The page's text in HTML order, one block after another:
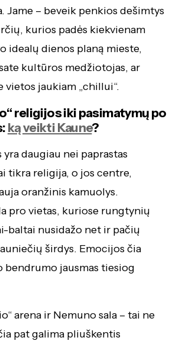
Jame – beveik penkios dešimtys
kurios padės kiekvienam
idealų dienos planą mieste,
kultūros medžiotojas, ar
vietos jaukiam „chillui“.
religijos iki pasimatymų po
ką veikti Kaune?
yra daugiau nei paprastas
tikra religija, o jos centre,
oranžinis kamuolys.
pro vietas, kuriose rungtynių
baltai nusidažo net ir pačių
širdys. Emocijos čia
bendrumo jausmas tiesiog
arena ir Nemuno sala – tai ne
pat galima pliuškentis